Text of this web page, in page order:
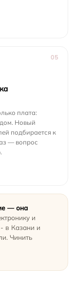
05
плата:
Новый
подбирается к
— вопрос
— она
и
- в Казани и
Чинить